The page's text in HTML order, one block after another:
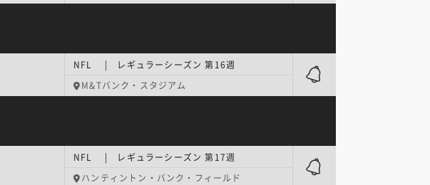
NFL | レギュラーシーズン 第16週
M&Tバンク・スタジアム
NFL | レギュラーシーズン 第17週
ハンティントン・バンク・フィールド